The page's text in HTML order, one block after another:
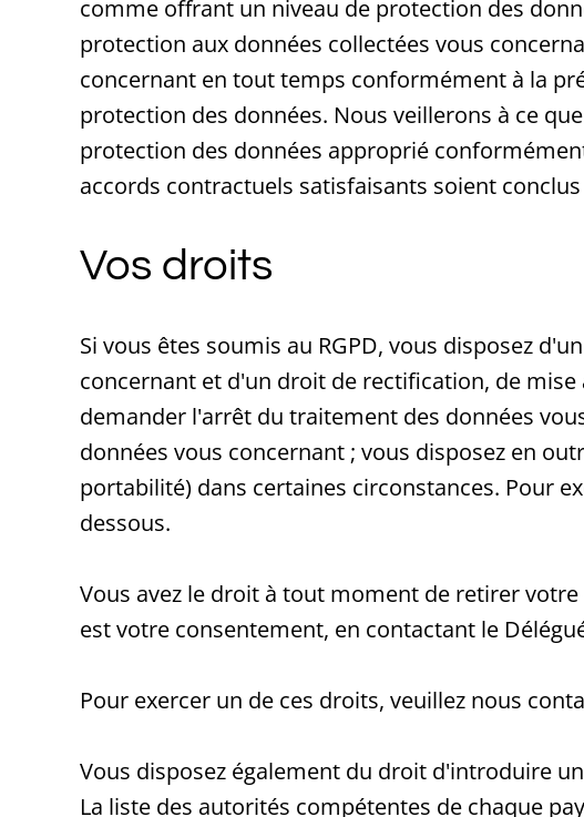
comme offrant un niveau de protection des
protection aux données collectées vous
concernant en tout temps conformément à la
protection des données. Nous veillerons à ce
protection des données approprié
accords contractuels satisfaisants soient
Vos droits
Si vous êtes soumis au RGPD, vous disposez
concernant et d'un droit de rectification, de
demander l'arrêt du traitement des données
données vous concernant ; vous disposez en
portabilité) dans certaines circonstances. Pour
dessous.
Vous avez le droit à tout moment de retirer
est votre consentement, en contactant le
Pour exercer un de ces droits, veuillez nous
Vous disposez également du droit d'introduire
La liste des autorités compétentes de chaque